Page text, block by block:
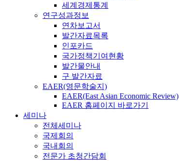
세계경제통계
연구성과정보
연차보고서
발간자료목록
인포카드
국가정책기여현황
발간물안내
구 발간자료
EAER(영문학술지)
EAER(East Asian Economic Review)
EAER 홈페이지 바로가기
세미나
전체세미나
국제회의
국내회의
전문가 초청간담회